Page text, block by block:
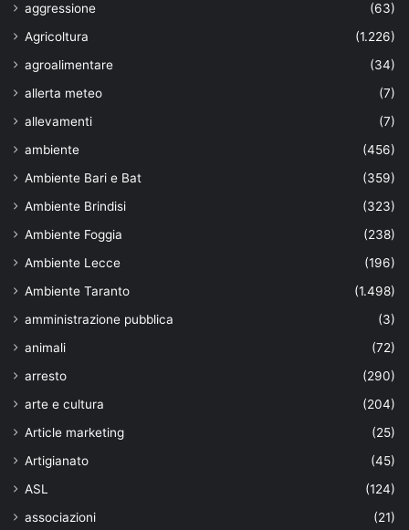
aggressione
(63)
Agricoltura
(1.226)
agroalimentare
(34)
allerta meteo
(7)
allevamenti
(7)
ambiente
(456)
Ambiente Bari e Bat
(359)
Ambiente Brindisi
(323)
Ambiente Foggia
(238)
Ambiente Lecce
(196)
Ambiente Taranto
(1.498)
amministrazione pubblica
(3)
animali
(72)
arresto
(290)
arte e cultura
(204)
Article marketing
(25)
Artigianato
(45)
ASL
(124)
associazioni
(21)